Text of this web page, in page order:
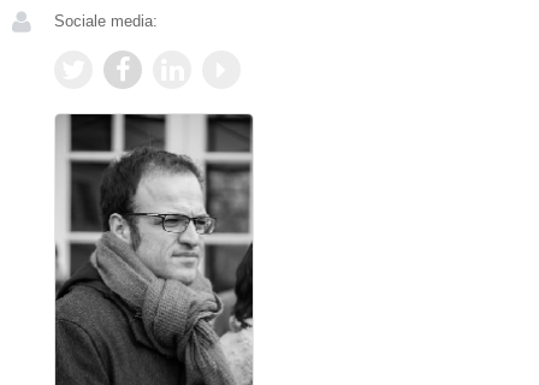
Sociale media: